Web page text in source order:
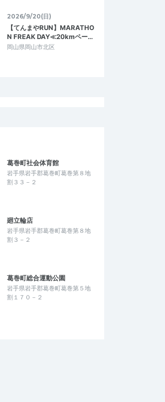
2024/11/04
走れるトレイル
2026/9/20(日)
【てんまやRUN】MARATHO
N FREAK DAY≪20kmペー…
岡山県岡山市北区
葛巻町社会体育館
岩手県岩手郡葛巻町葛巻第８地
割３３－２
廻立輪店
岩手県岩手郡葛巻町葛巻第８地
割３－２
葛巻町総合運動公園
岩手県岩手郡葛巻町葛巻第５地
割１７０－２